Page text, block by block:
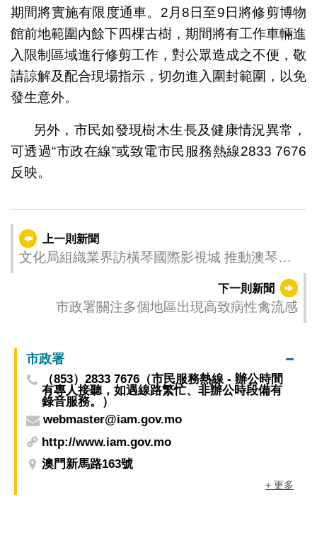
期間將實施有限度通車。2月8日至9日將修剪博物
館前地範圍內餘下四棵古樹，期間將有工作車輛進
入限制區域進行修剪工作，對公眾造成之不便，敬
請諒解及配合現場指示，切勿進入圍封範圍，以免
發生意外。
另外，市民如發現樹木生長及健康情況異常，
可透過“市政在線”或致電市民服務熱線2833 7676
反映。
上一則新聞
文化局組織業界訪橫琴國際影視城 推動澳琴共
下一則新聞
市政署關注多個地區出現高致病性禽流感
市政署
（853）2833 7676（市民服務熱線 - 辦公時間
有專人接聽，如遇線路繁忙、非辦公時段備有
錄音服務。）
webmaster@iam.gov.mo
http://www.iam.gov.mo
澳門新馬路163號
+ 更多